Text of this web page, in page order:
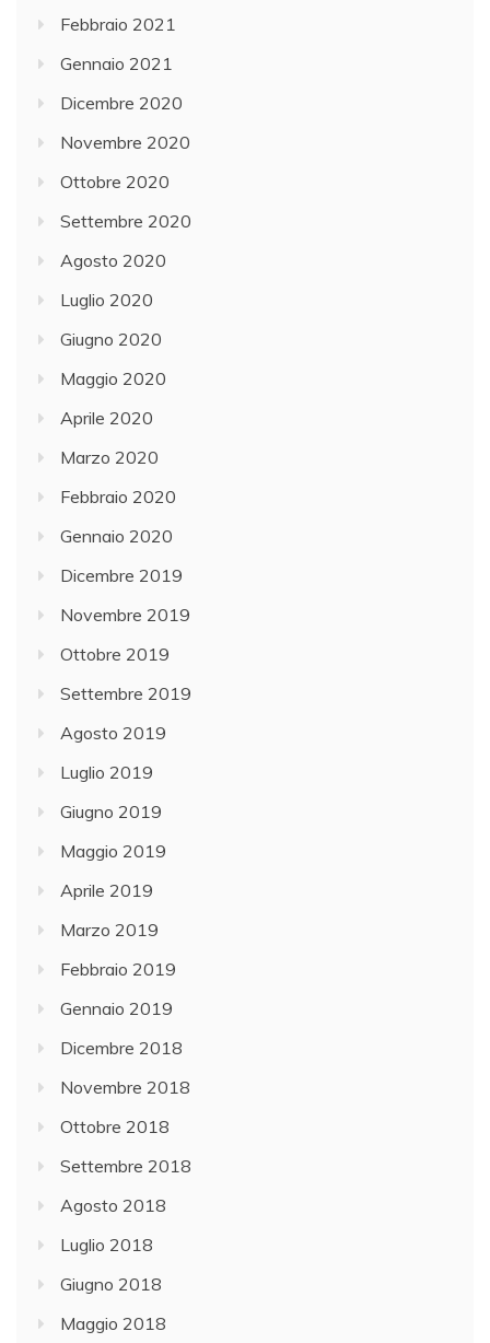
Febbraio 2021
Gennaio 2021
Dicembre 2020
Novembre 2020
Ottobre 2020
Settembre 2020
Agosto 2020
Luglio 2020
Giugno 2020
Maggio 2020
Aprile 2020
Marzo 2020
Febbraio 2020
Gennaio 2020
Dicembre 2019
Novembre 2019
Ottobre 2019
Settembre 2019
Agosto 2019
Luglio 2019
Giugno 2019
Maggio 2019
Aprile 2019
Marzo 2019
Febbraio 2019
Gennaio 2019
Dicembre 2018
Novembre 2018
Ottobre 2018
Settembre 2018
Agosto 2018
Luglio 2018
Giugno 2018
Maggio 2018